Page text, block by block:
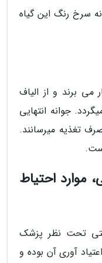
8 گرم از دانه سرخ رنگ این گیاه
برند و از الیاف
جوانه انتهایی
تغذیه میرسانند.
موارد احتیاط
تحت نظر پزشک
آوری آن بوده و